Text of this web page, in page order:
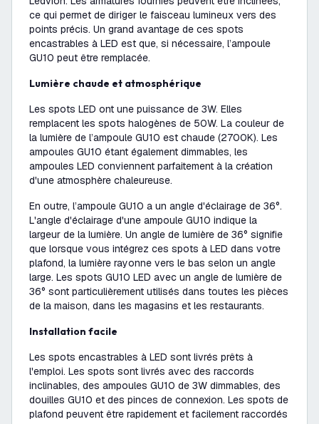
ce qui permet de diriger le faisceau lumineux vers des
points précis. Un grand avantage de ces spots
encastrables à LED est que, si nécessaire, l’ampoule
GU10 peut être remplacée.
Lumière chaude et atmosphérique
Les spots LED ont une puissance de 3W. Elles
remplacent les spots halogènes de 50W. La couleur de
la lumière de l’ampoule GU10 est chaude (2700K). Les
ampoules GU10 étant également dimmables, les
ampoules LED conviennent parfaitement à la création
d'une atmosphère chaleureuse.
En outre, l’ampoule GU10 a un angle d'éclairage de 36°.
L'angle d'éclairage d'une ampoule GU10 indique la
largeur de la lumière. Un angle de lumière de 36° signifie
que lorsque vous intégrez ces spots à LED dans votre
plafond, la lumière rayonne vers le bas selon un angle
large. Les spots GU10 LED avec un angle de lumière de
36° sont particulièrement utilisés dans toutes les pièces
de la maison, dans les magasins et les restaurants.
Installation facile
Les spots encastrables à LED sont livrés prêts à
l'emploi. Les spots sont livrés avec des raccords
inclinables, des ampoules GU10 de 3W dimmables, des
douilles GU10 et des pinces de connexion. Les spots de
plafond peuvent être rapidement et facilement raccordés